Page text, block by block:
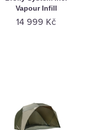
Vapour Infill
14 999 Kč